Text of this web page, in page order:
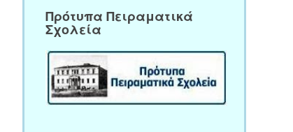
Πρότυπα Πειραματικά
Σχολεία